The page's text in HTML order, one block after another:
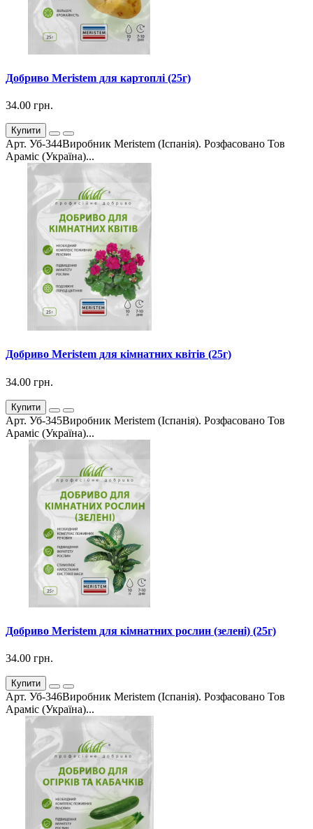
Добриво Meristem для картоплі (25г)
34.00 грн.
Купити
Арт. Уб-344Виробник Meristem (Іспанія). Розфасовано Тов
Араміс (Україна)...
Добриво Meristem для кімнатних квітів (25г)
34.00 грн.
Купити
Арт. Уб-345Виробник Meristem (Іспанія). Розфасовано Тов
Араміс (Україна)...
Добриво Meristem для кімнатних рослин (зелені) (25г)
34.00 грн.
Купити
Арт. Уб-346Виробник Meristem (Іспанія). Розфасовано Тов
Араміс (Україна)...